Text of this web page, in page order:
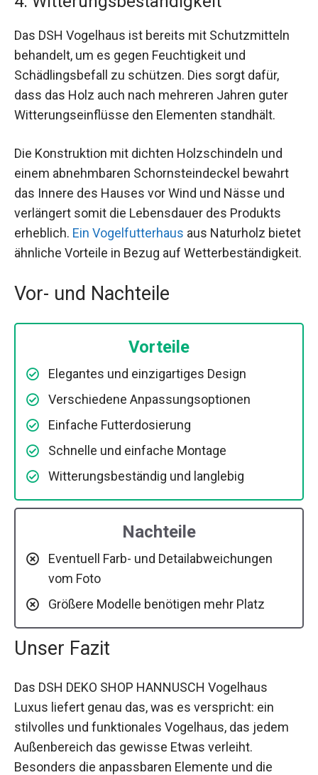
Das DSH Vogelhaus ist bereits mit Schutzmitteln
behandelt, um es gegen Feuchtigkeit und
Schädlingsbefall zu schützen. Dies sorgt dafür,
dass das Holz auch nach mehreren Jahren guter
Witterungseinflüsse den Elementen standhält.
Die Konstruktion mit dichten Holzschindeln und
einem abnehmbaren Schornsteindeckel bewahrt
das Innere des Hauses vor Wind und Nässe und
verlängert somit die Lebensdauer des Produkts
erheblich. Ein Vogelfutterhaus aus Naturholz bietet
ähnliche Vorteile in Bezug auf Wetterbeständigkeit.
Vor- und Nachteile
Vorteile
Elegantes und einzigartiges Design
Verschiedene Anpassungsoptionen
Einfache Futterdosierung
Schnelle und einfache Montage
Witterungsbeständig und langlebig
Nachteile
Eventuell Farb- und Detailabweichungen
vom Foto
Größere Modelle benötigen mehr Platz
Unser Fazit
Das DSH DEKO SHOP HANNUSCH Vogelhaus
Luxus liefert genau das, was es verspricht: ein
stilvolles und funktionales Vogelhaus, das jedem
Außenbereich das gewisse Etwas verleiht.
Besonders die anpassbaren Elemente und die